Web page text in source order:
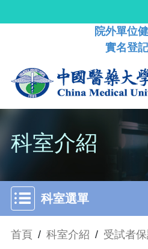
院外單位
實名登
科室介紹
科室選單
首頁 / 科室介紹 / 受試者